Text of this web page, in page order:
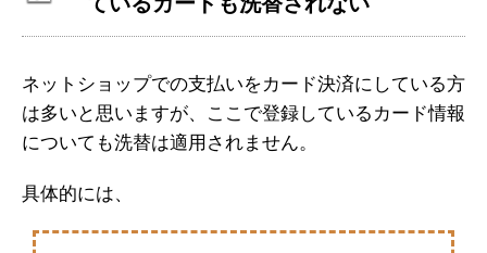
ネットショップでの支払いをカード決済にしている方
は多いと思いますが、ここで登録しているカード情報
についても洗替は適用されません。
具体的には、